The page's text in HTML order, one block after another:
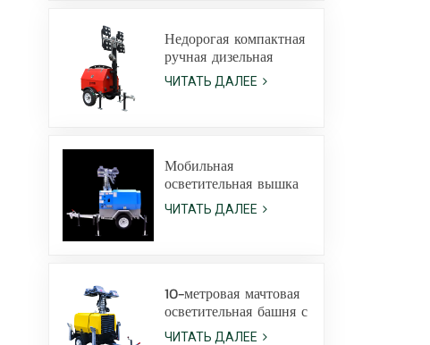
светодиодными
лампами мощностью
400 Вт.
Недорогая компактная
ручная дизельная
осветительная вышка
с 4
ЧИТАТЬ ДАЛЕЕ
Мобильная
осветительная вышка
высотой 9 метров с
гидравлическим и
металлогалогенными
лампами.
ЧИТАТЬ ДАЛЕЕ
10-метровая мачтовая
осветительная башня с
передвижным
ЧИТАТЬ ДАЛЕЕ